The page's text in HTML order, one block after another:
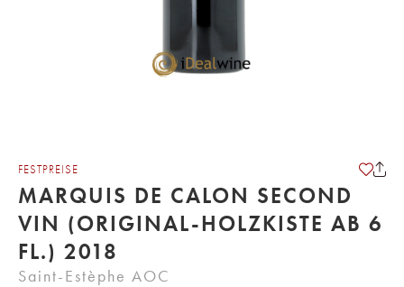
FESTPREISE
MARQUIS DE CALON SECOND
VIN (ORIGINAL-HOLZKISTE AB 6
FL.) 2018
Saint-Estèphe AOC